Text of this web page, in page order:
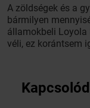
A zöldségek és a
bármilyen
államokbeli Loyola
véli, ez korántsem